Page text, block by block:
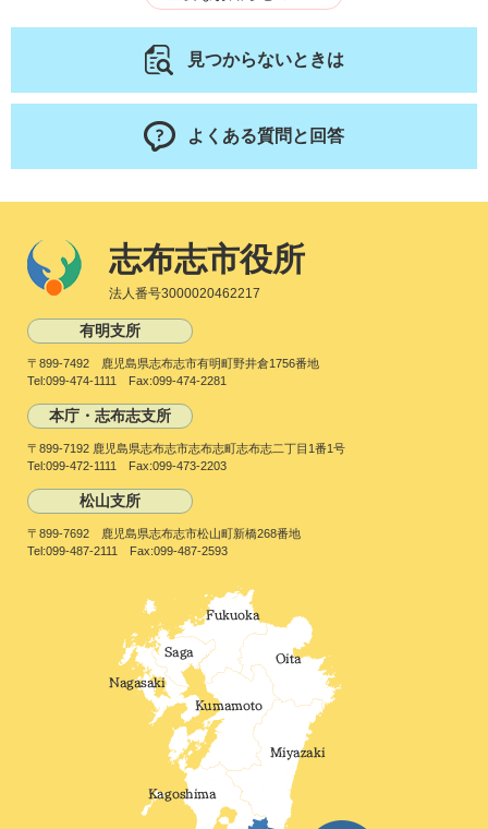
見つからないときは
よくある質問と回答
志布志市役所
法人番号3000020462217
有明支所
〒899-7492 鹿児島県志布志市有明町野井倉1756番地
Tel:099-474-1111 Fax:099-474-2281
本庁・志布志支所
〒899-7192 鹿児島県志布志市志布志町志布志二丁目1番1号
Tel:099-472-1111 Fax:099-473-2203
松山支所
〒899-7692 鹿児島県志布志市松山町新橋268番地
Tel:099-487-2111 Fax:099-487-2593